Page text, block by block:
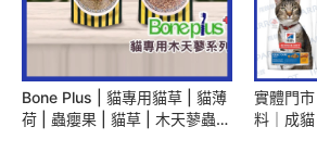
Bone Plus | 貓專用貓草 | 貓薄
荷 | 蟲癭果 | 貓草 | 木天蓼蟲癭
實體門
料｜成